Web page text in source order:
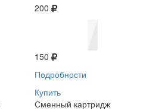
200
150
Подробности
Купить
Сменный картридж